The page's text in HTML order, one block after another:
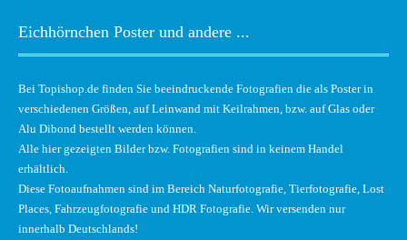
Eichhörnchen Poster und andere ...
Bei Topishop.de finden Sie beeindruckende Fotografien die als Poster in
verschiedenen Größen, auf Leinwand mit Keilrahmen, bzw. auf Glas oder
Alu Dibond bestellt werden können.
Alle hier gezeigten Bilder bzw. Fotografien sind in keinem Handel
erhältlich.
Diese Fotoaufnahmen sind im Bereich Naturfotografie, Tierfotografie, Lost
Places, Fahrzeugfotografie und HDR Fotografie. Wir versenden nur
innerhalb Deutschlands!